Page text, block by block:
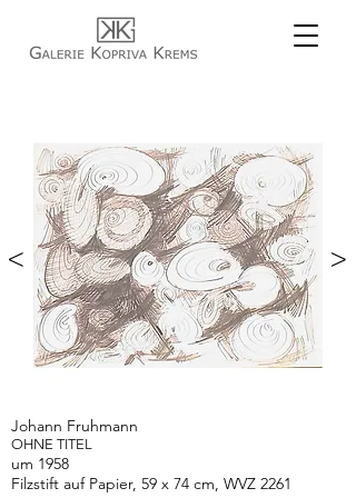
< >
Johann Fruhmann
OHNE TITEL
um 1958
Filzstift auf Papier, 59 x 74 cm, WVZ 2261